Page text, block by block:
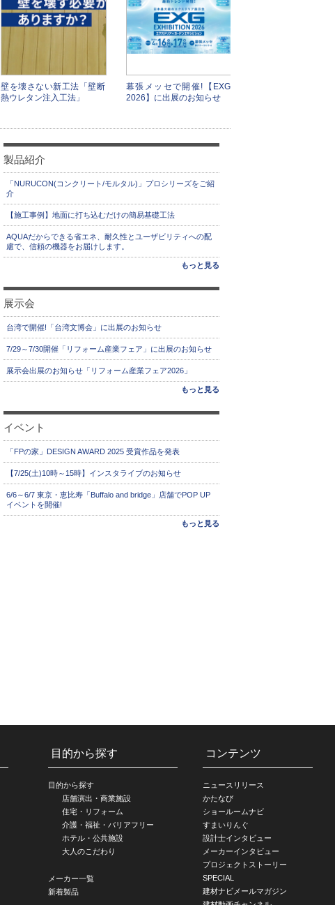
壁を壊さない新工法「壁断
熱ウレタン注入工法」
幕張メッセで開催!【EXG
2026】に出展のお知らせ
製品紹介
「NURUCON(コンクリート/モルタル)」プロシリーズをご紹
介
【施工事例】地面に打ち込むだけの簡易基礎工法
AQUAだからできる省エネ、耐久性とユーザビリティへの配
慮で、信頼の機器をお届けします。
もっと見る
展示会
台湾で開催!「台湾文博会」に出展のお知らせ
7/29～7/30開催「リフォーム産業フェア」に出展のお知らせ
展示会出展のお知らせ「リフォーム産業フェア2026」
もっと見る
イベント
「FPの家」DESIGN AWARD 2025 受賞作品を発表
【7/25(土)10時～15時】インスタライブのお知らせ
6/6～6/7 東京・恵比寿「Buffalo and bridge」店舗でPOP UP
イベントを開催!
もっと見る
目的から探す
目的から探す
店舗演出・商業施設
住宅・リフォーム
介護・福祉・バリアフリー
ホテル・公共施設
大人のこだわり
メーカー一覧
新着製品
コンテンツ
ニュースリリース
かたなび
ショールームナビ
すまいりんぐ
設計士インタビュー
メーカーインタビュー
プロジェクトストーリー
SPECIAL
建材ナビメールマガジン